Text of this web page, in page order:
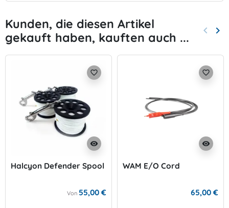
Kunden, die diesen Artikel
gekauft haben, kauften auch ...
Zurück
keyboard_arrow_left keyboard_arrow_right
visibility
favorite_border
Halcyon Defender Spool
Von 55,00 €
visibility
favorite_border
WAM E/O Cord
65,00 €